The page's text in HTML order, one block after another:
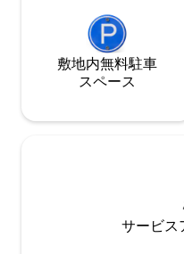
敷地内無料駐⁠車
ス⁠ペ⁠ー⁠ス
サービス